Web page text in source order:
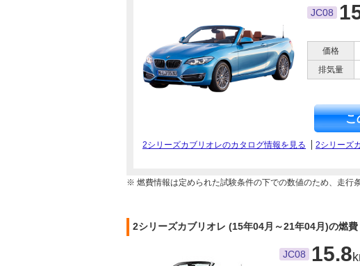
JC08
価格
排気量
こ
2シリーズカブリオレのカタログ情報を見る 2シリーズ
※ 燃費情報は定められた試験条件の下での数値のため、走行
2シリーズカブリオレ (15年04月～21年04月)の燃費
JC08 15.8